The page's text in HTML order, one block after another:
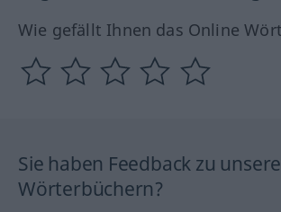
Wie gefällt Ihnen das Online
Sie haben Feedback zu
Wörterbüchern?